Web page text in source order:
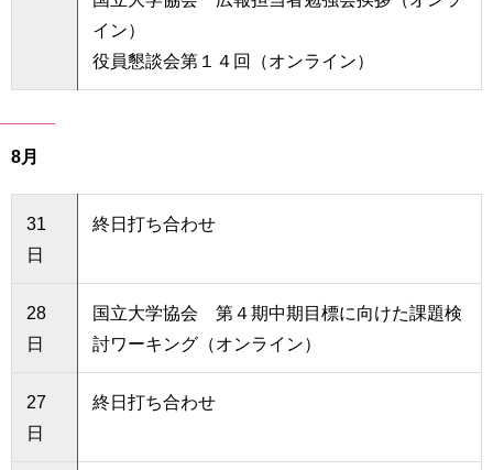
イン）
役員懇談会第１４回（オンライン）
8月
31
日
終日打ち合わせ
28
日
国立大学協会 第４期中期目標に向けた課題検
討ワーキング（オンライン）
27
日
終日打ち合わせ